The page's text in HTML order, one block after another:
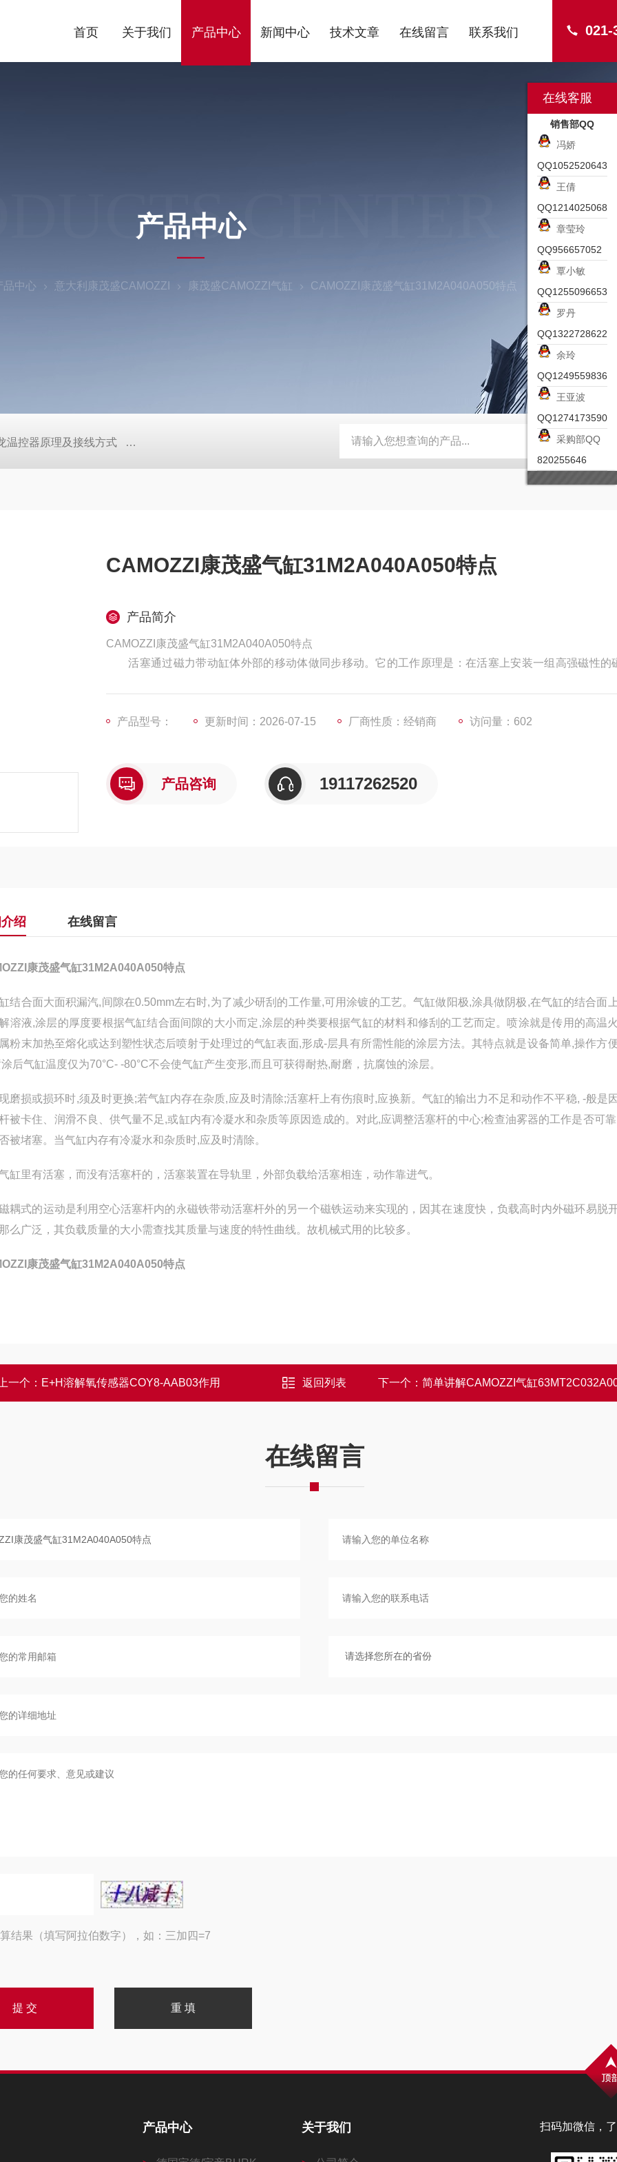
021-
首页 关于我们 产品中心 新闻中心 技术文章 在线留言 联系我们
CENTER
产品中心
品中心 意大利康茂盛CAMOZZI 康茂盛CAMOZZI气缸 CAMOZZI康茂盛气缸31M2A040A050特点
温控器原理及接线方式 日本SMC真空压力开关的中文资料ZK2-ZSEA-A *皮尔兹PILZ安全激光扫描仪 RZMO-TER-
CAMOZZI康茂盛气缸31M2A040A050特点
产品简介
CAMOZZI康茂盛气缸31M2A040A050特点
活塞通过磁力带动缸体外部的移动体做同步移动。它的工作原理是：在活塞上安装一组高强磁性的
产品型号：
更新时间：2026-07-15 厂商性质：经销商 访问量：602
产品咨询 19117262520
绍 在线留言
康茂盛气缸31M2A040A050特点
结合面大面积漏汽,间隙在0.50mm左右时,为了减少研刮的工作量,可用涂镀的工艺。气缸做阳极,涂具做阴极,在气缸的结合面
溶液,涂层的厚度要根据气缸结合面间隙的大小而定,涂层的种类要根据气缸的材料和修刮的工艺而定。喷涂就是传用的高温
粉末加热至熔化或达到塑性状态后喷射于处理过的气缸表面,形成-层具有所需性能的涂层方法。其特点就是设备简单,操作方
后气缸温度仅为70°C- -80°C不会使气缸产生变形,而且可获得耐热,耐磨，抗腐蚀的涂层。
磨损或损环时,须及时更换;若气缸内存在杂质,应及时清除;活塞杆上有伤痕时,应换新。气缸的输出力不足和动作不平稳, -般是
被卡住、润滑不良、供气量不足,或缸内有冷凝水和杂质等原因造成的。对此,应调整活塞杆的中心;检查油雾器的工作是否可
被堵塞。当气缸内存有冷凝水和杂质时,应及时清除。
缸里有活塞，而没有活塞杆的，活塞装置在导轨里，外部负载给活塞相连，动作靠进气。
的运动是利用空心活塞杆内的永磁铁带动活塞杆外的另一个磁铁运动来实现的，因其在速度快，负载高时内外磁环易脱
么广泛，其负载质量的大小需查找其质量与速度的特性曲线。故机械式用的比较多。
康茂盛气缸31M2A040A050特点
一个： E+H溶解氧传感器COY8-AAB03作用 返回列表 下一个： 简单讲解CAMOZZI气缸
在线留言
结果（填写阿拉伯数字），如：三加四=7
扫码加微信，
产品中心 关于我们
在线客服
销售部QQ
冯娇
QQ1052520643
王倩
QQ1214025068
章莹玲
QQ956657052
覃小敏
QQ1255096653
罗丹
QQ1322728622
余玲
QQ1249559836
王亚波
QQ1274173590
采购部QQ
820255646